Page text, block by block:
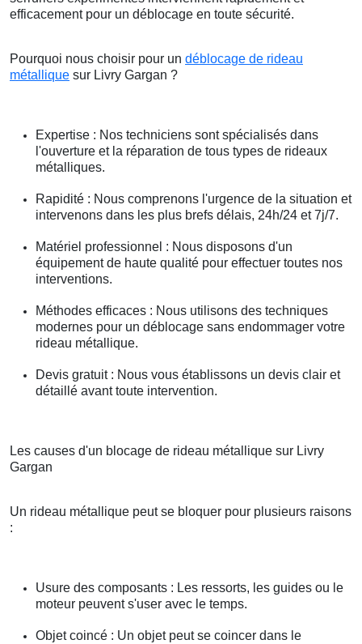
efficacement pour un déblocage en toute sécurité.
Pourquoi nous choisir pour un déblocage de rideau
métallique sur Livry Gargan ?
Expertise : Nos techniciens sont spécialisés dans
l'ouverture et la réparation de tous types de rideaux
métalliques.
Rapidité : Nous comprenons l'urgence de la situation et
intervenons dans les plus brefs délais, 24h/24 et 7j/7.
Matériel professionnel : Nous disposons d'un
équipement de haute qualité pour effectuer toutes nos
interventions.
Méthodes efficaces : Nous utilisons des techniques
modernes pour un déblocage sans endommager votre
rideau métallique.
Devis gratuit : Nous vous établissons un devis clair et
détaillé avant toute intervention.
Les causes d'un blocage de rideau métallique sur Livry
Gargan
Un rideau métallique peut se bloquer pour plusieurs raisons
:
Usure des composants : Les ressorts, les guides ou le
moteur peuvent s'user avec le temps.
Objet coincé : Un objet peut se coincer dans le